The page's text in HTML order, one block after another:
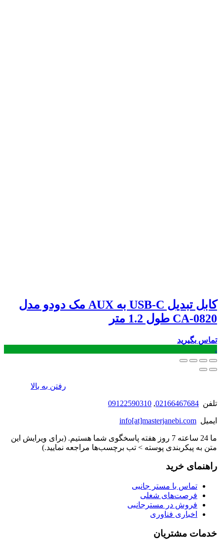
کابل تبدیل USB-C به AUX مک دودو مدل
CA-0820 طول 1.2 متر
تماس بگیرید
.
رفتن به بالا
تلفن 02166467684
,
09122590310
ایمیل info[at]masterjanebi.com
ما 24 ساعته 7 روز هفته پاسخگوی شما هستیم. (برای ویرایش این
متن به پیکربندی پوسته > تب برچسب‌ها مراجعه نمایید.)
راهنمای خرید
تماس با مستر جانبی
فرصت‌های شغلی
فروش در مسترجانبی
اخباری فناوری
خدمات مشتریان